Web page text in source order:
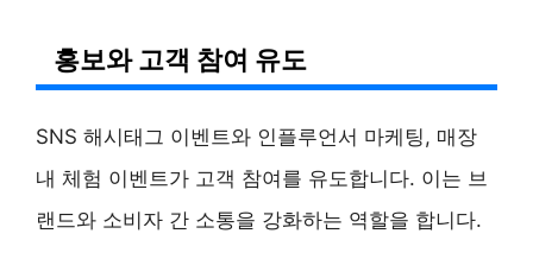
홍보와 고객 참여 유도
SNS 해시태그 이벤트와 인플루언서 마케팅, 매장
내 체험 이벤트가 고객 참여를 유도합니다. 이는 브
랜드와 소비자 간 소통을 강화하는 역할을 합니다.